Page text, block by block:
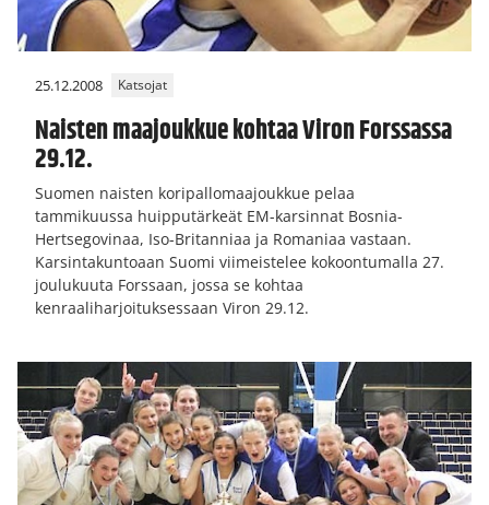
25.12.2008 Katsojat
Naisten maajoukkue kohtaa Viron Forssassa
29.12.
Suomen naisten koripallomaajoukkue pelaa
tammikuussa huipputärkeät EM-karsinnat Bosnia-
Hertsegovinaa, Iso-Britanniaa ja Romaniaa vastaan.
Karsintakuntoaan Suomi viimeistelee kokoontumalla 27.
joulukuuta Forssaan, jossa se kohtaa
kenraaliharjoituksessaan Viron 29.12.